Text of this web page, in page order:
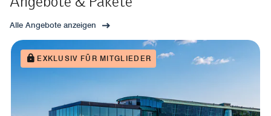
Alle Angebote anzeigen
EXKLUSIV FÜR MITGLIEDER